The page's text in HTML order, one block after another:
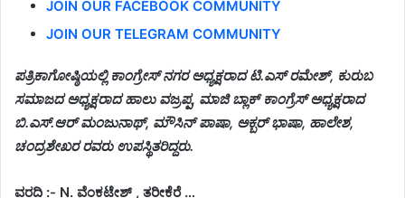
JOIN OUR FACEBOOK COMMUNITY
JOIN OUR TELEGRAM COMMUNITY
ಪತ್ರಿಕಾಗೋಷ್ಠಿಯಲ್ಲಿ ಕಾಂಗ್ರೇಸ್ ನಗರ ಅಧ್ಯಕ್ಷರಾದ ಟಿ.ಎಸ್ ರಮೇಶ್, ಕುರುಬ
ಸಮಾಜದ ಅಧ್ಯಕ್ಷರಾದ ಹಾಲು ವಜ್ರಪ್ಪ, ಮಾಜಿ ಬ್ಲಾಕ್ ಕಾಂಗ್ರೆಸ್ ಅಧ್ಯಕ್ಷರಾದ
ಬಿ.ಎಸ್.ಆರ್ ಮಂಜುನಾಥ್, ಮೌಸಿನ್ ಪಾಷಾ, ಅಕ್ಬರ್ ಭಾಷಾ, ಹಾಲೇಶ,
ಚಂದ್ರಶೇಖರ ರವರು ಉಪಸ್ಥಿತರಿದ್ದರು.
ವರದಿ :- N. ವೆಂಕಟೇಶ್ , ತರೀಕೆರೆ …